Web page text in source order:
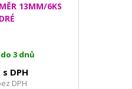
13MM/6KS
3 dnů
DPH
DPH